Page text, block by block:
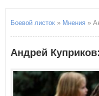
Боевой листок » Мнения »
Андрей